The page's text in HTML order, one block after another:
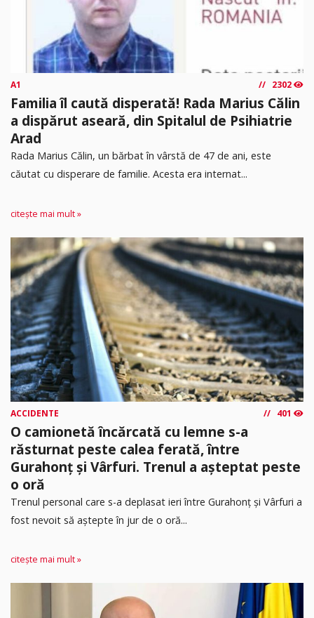
A1 2302
Familia îl caută disperată! Rada Marius Călin
a dispărut aseară, din Spitalul de Psihiatrie
Arad
Rada Marius Călin, un bărbat în vârstă de 47 de ani, este
căutat cu disperare de familie. Acesta era internat...
citește mai mult »
ACCIDENTE 401
O camionetă încărcată cu lemne s-a
răsturnat peste calea ferată, între
Gurahonț și Vârfuri. Trenul a așteptat peste
o oră
Trenul personal care s-a deplasat ieri între Gurahonț și Vârfuri a
fost nevoit să aștepte în jur de o oră...
citește mai mult »